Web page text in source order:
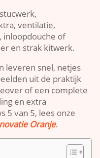
ventilatie,
inloopdouche of
en strak kitwerk.
leveren snel, netjes
uit de praktijk
of een complete
en extra
5 van 5, lees onze
Oranje.